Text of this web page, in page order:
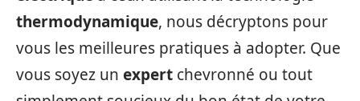
thermodynamique, nous décryptons pour
vous les meilleures pratiques à adopter. Que
vous soyez un expert chevronné ou tout